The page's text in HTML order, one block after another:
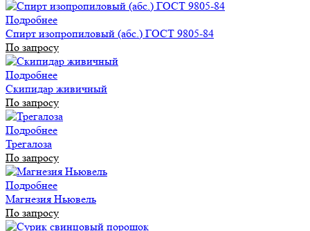
Подробнее
Спирт изопропиловый (абс.) ГОСТ 9805-84
По запросу
Подробнее
Скипидар живичный
По запросу
Подробнее
Трегалоза
По запросу
Подробнее
Магнезия Ньювель
По запросу